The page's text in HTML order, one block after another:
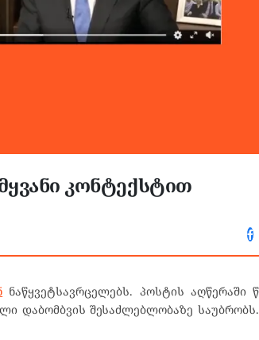
კონტექსტით
ნაწყვეტსავრცელებს. პოსტის აღწერაში
დაბომბვის შესაძლებლობაზე